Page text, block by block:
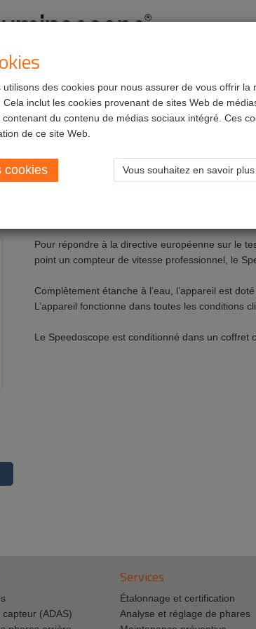
Services Carrières
Pour répondre à la directive européenne sur le
point un compteur de vitesse professionnel, le
Complètement étanche à l’eau, l’appareil est
L’appareil fonctionne dans toutes les conditions
Le Speedoscope est conditionné dans un coffret
(ADAS)
Services
Étalonnage et certification
Analyse et réglage de phares
utilisons des cookies pour nous assurer de vous offrir
Cela inclut les cookies provenant de sites Web de
contenant du contenu de médias sociaux intégré. Ces
de ce site Web.
cookies Vous souhaitez en savoir